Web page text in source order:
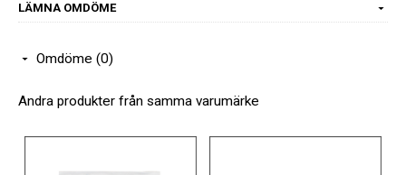
LÄMNA OMDÖME
Omdöme (0)
Andra produkter från samma varumärke